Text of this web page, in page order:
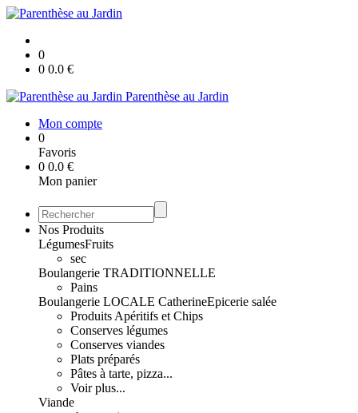
0
0 0.0 €
Parenthèse au Jardin
Mon compte
0
Favoris
0 0.0 €
Mon panier
Nos Produits
LégumesFruits
sec
Boulangerie TRADITIONNELLE
Pains
Boulangerie LOCALE CatherineEpicerie salée
Produits Apéritifs et Chips
Conserves légumes
Conserves viandes
Plats préparés
Pâtes à tarte, pizza...
Voir plus...
Viande